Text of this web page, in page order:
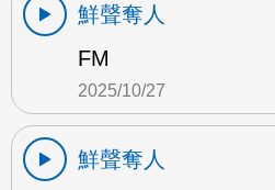
鮮聲奪人
FM
2025/10/27
鮮聲奪人